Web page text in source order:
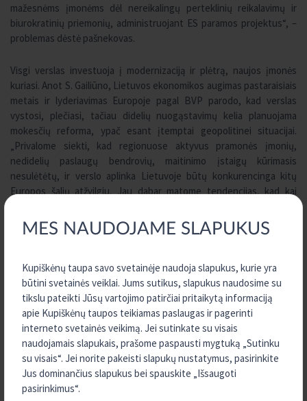
MES NAUDOJAME SLAPUKUS
Kupiškėnų taupa savo svetainėje naudoja slapukus, kurie yra
būtini svetainės veiklai. Jums sutikus, slapukus naudosime su
tikslu pateikti Jūsų vartojimo patirčiai pritaikytą informaciją
apie Kupiškėnų taupos teikiamas paslaugas ir pagerinti
interneto svetainės veikimą. Jei sutinkate su visais
naudojamais slapukais, prašome paspausti mygtuką „Sutinku
su visais“. Jei norite pakeisti slapukų nustatymus, pasirinkite
Jus dominančius slapukus bei spauskite „Išsaugoti
pasirinkimus“.
mažesnėms įmonėms dėl nereikalingų perteklinių reikalavimų ir
biurokratinių priemonių, administruojant ES paramos projektus“, –
problemas dėstė pašnekovas.
Visgi verslas investuoja į modernizaciją ir plėtrą, naujos įmonės
kuriasi. Anot S. Gailiūno, Lietuvos ekonomikos augimas pastaraisiais
metais ir lyderiavimas Europoje pagal BVP parodo, kad verslas
vystosi, plečiasi, tačiau didelių nuogąstavimų kelia planuojama
mokesčių reforma, ypač esant įtemptai geopolitinei situacijai.
„Privalome siekti, kad regionuose aktyvus pramonės įmonių,
nedidelių paslaugų bendrovių, maitinimo įstaigų kūrimasis
nesulėtėtų, ir verslo aplinka Lietuvoje būtų konkurencinga kitų
Europos šalių atžvilgiu. Jau dabar matome tendencijas, kad kai
veikiančias LEZ. Infrastruktūra regionuose yra puiki, o darbo
užmokestis – mažesnis. Kai kurioms įmonėms, ypač siekiančioms
rinkose tai yra labai svarbu“, – paaiškino LPPARA prezidentas S.
Gailiūnas.
Pasigenda finansinio raštingumo
Artėjant ES paramų laikotarpio pabaigai, anot pašnekovo, turime
kuo efektyviau pasinaudoti šiais resursais ir galimybėmis. Kartu –
skatinti įmones dalyvauti ES paramos projektuose, siekiant jas
modernizuoti ir skaitmenizuoti, kas leistų padidinti bendrą šalies